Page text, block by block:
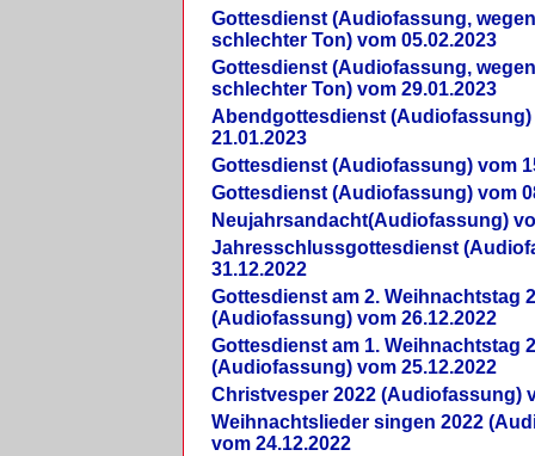
Gottesdienst (Audiofassung,
schlechter Ton) vom 05.02.2023
Gottesdienst (Audiofassung,
schlechter Ton) vom 29.01.2023
Abendgottesdienst (Audiofassung)
21.01.2023
Gottesdienst (Audiofassung) vom
Gottesdienst (Audiofassung) vom
Neujahrsandacht(Audiofassung)
Jahresschlussgottesdienst
31.12.2022
Gottesdienst am 2. Weihnachtstag
(Audiofassung) vom 26.12.2022
Gottesdienst am 1. Weihnachtstag
(Audiofassung) vom 25.12.2022
Christvesper 2022 (Audiofassung)
Weihnachtslieder singen 2022
vom 24.12.2022